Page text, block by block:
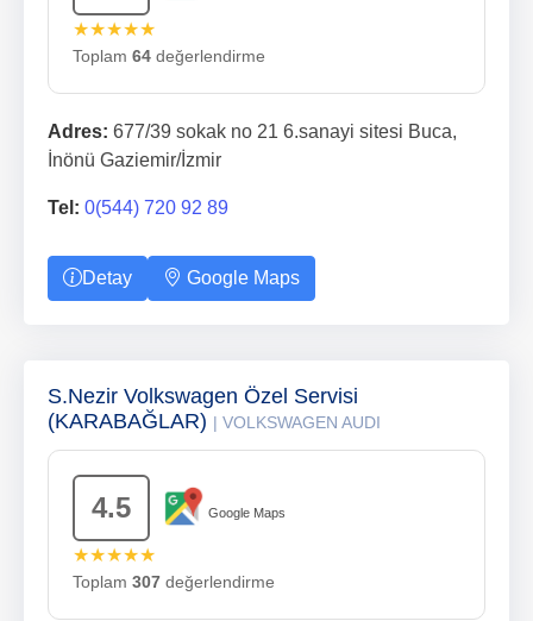
★★★★★
Toplam 64 değerlendirme
Adres: 677/39 sokak no 21 6.sanayi sitesi Buca,
İnönü Gaziemir/İzmir
Tel: 0(544) 720 92 89
Detay Google Maps
S.Nezir Volkswagen Özel Servisi
(KARABAĞLAR) | VOLKSWAGEN AUDI
4.5 Google Maps
★★★★★
Toplam 307 değerlendirme